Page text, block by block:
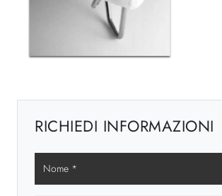
RICHIEDI INFORMAZIONI